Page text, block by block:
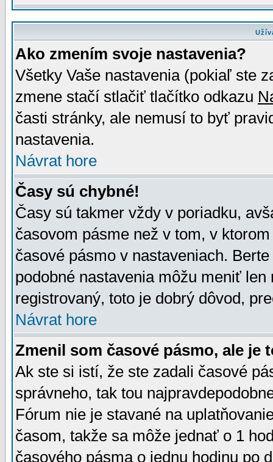
Ako zmením svoje nastavenia?
Všetky Vaše nastavenia (pokiaľ ste
zmene stačí stlačiť tlačítko odkazu
časti stránky, ale nemusí to byť
nastavenia.
Návrat hore
Časy sú chybné!
Časy sú takmer vždy v poriadku,
časovom pásme než v tom, v
časové pásmo v nastaveniach.
podobné nastavenia môžu meniť
registrovaný, toto je dobrý dôvod,
Návrat hore
Zmenil som časové pásmo, ale je
Ak ste si istí, že ste zadali časové
správneho, tak tou
Fórum nie je stavané na
časom, takže sa môže jednať o 1
časového pásma o jednu hodinu po